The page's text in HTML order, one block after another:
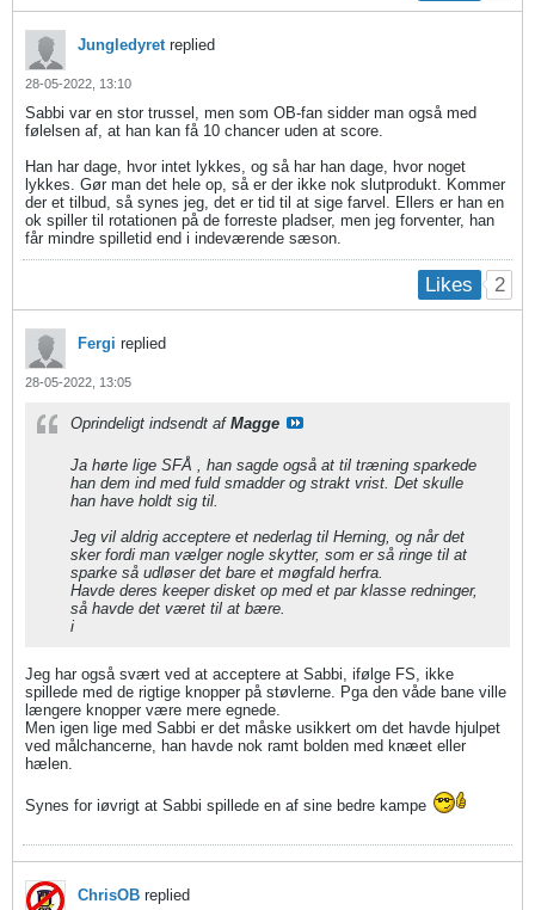
Jungledyret replied
28-05-2022, 13:10
Sabbi var en stor trussel, men som OB-fan sidder man også med
følelsen af, at han kan få 10 chancer uden at score.
Han har dage, hvor intet lykkes, og så har han dage, hvor noget
lykkes. Gør man det hele op, så er der ikke nok slutprodukt. Kommer
der et tilbud, så synes jeg, det er tid til at sige farvel. Ellers er han en
ok spiller til rotationen på de forreste pladser, men jeg forventer, han
får mindre spilletid end i indeværende sæson.
Likes 2
Fergi replied
28-05-2022, 13:05
Oprindeligt indsendt af Magge
Ja hørte lige SFÅ , han sagde også at til træning sparkede
han dem ind med fuld smadder og strakt vrist. Det skulle
han have holdt sig til.
Jeg vil aldrig acceptere et nederlag til Herning, og når det
sker fordi man vælger nogle skytter, som er så ringe til at
sparke så udløser det bare et møgfald herfra.
Havde deres keeper disket op med et par klasse redninger,
så havde det været til at bære.
i
Jeg har også svært ved at acceptere at Sabbi, ifølge FS, ikke
spillede med de rigtige knopper på støvlerne. Pga den våde bane ville
længere knopper være mere egnede.
Men igen lige med Sabbi er det måske usikkert om det havde hjulpet
ved målchancerne, han havde nok ramt bolden med knæet eller
hælen.
Synes for iøvrigt at Sabbi spillede en af sine bedre kampe
ChrisOB replied